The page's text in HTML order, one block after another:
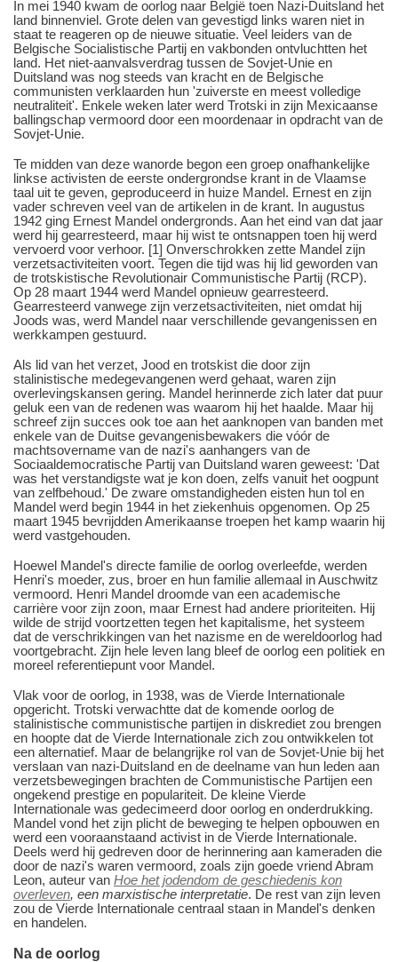
In mei 1940 kwam de oorlog naar België toen Nazi-Duitsland het
land binnenviel. Grote delen van gevestigd links waren niet in
staat te reageren op de nieuwe situatie. Veel leiders van de
Belgische Socialistische Partij en vakbonden ontvluchtten het
land. Het niet-aanvalsverdrag tussen de Sovjet-Unie en
Duitsland was nog steeds van kracht en de Belgische
communisten verklaarden hun 'zuiverste en meest volledige
neutraliteit'. Enkele weken later werd Trotski in zijn Mexicaanse
ballingschap vermoord door een moordenaar in opdracht van de
Sovjet-Unie.
Te midden van deze wanorde begon een groep onafhankelijke
linkse activisten de eerste ondergrondse krant in de Vlaamse
taal uit te geven, geproduceerd in huize Mandel. Ernest en zijn
vader schreven veel van de artikelen in de krant. In augustus
1942 ging Ernest Mandel ondergronds. Aan het eind van dat jaar
werd hij gearresteerd, maar hij wist te ontsnappen toen hij werd
vervoerd voor verhoor. [1] Onverschrokken zette Mandel zijn
verzetsactiviteiten voort. Tegen die tijd was hij lid geworden van
de trotskistische Revolutionair Communistische Partij (RCP).
Op 28 maart 1944 werd Mandel opnieuw gearresteerd.
Gearresteerd vanwege zijn verzetsactiviteiten, niet omdat hij
Joods was, werd Mandel naar verschillende gevangenissen en
werkkampen gestuurd.
Als lid van het verzet, Jood en trotskist die door zijn
stalinistische medegevangenen werd gehaat, waren zijn
overlevingskansen gering. Mandel herinnerde zich later dat puur
geluk een van de redenen was waarom hij het haalde. Maar hij
schreef zijn succes ook toe aan het aanknopen van banden met
enkele van de Duitse gevangenisbewakers die vóór de
machtsovername van de nazi's aanhangers van de
Sociaaldemocratische Partij van Duitsland waren geweest: 'Dat
was het verstandigste wat je kon doen, zelfs vanuit het oogpunt
van zelfbehoud.' De zware omstandigheden eisten hun tol en
Mandel werd begin 1944 in het ziekenhuis opgenomen. Op 25
maart 1945 bevrijdden Amerikaanse troepen het kamp waarin hij
werd vastgehouden.
Hoewel Mandel's directe familie de oorlog overleefde, werden
Henri's moeder, zus, broer en hun familie allemaal in Auschwitz
vermoord. Henri Mandel droomde van een academische
carrière voor zijn zoon, maar Ernest had andere prioriteiten. Hij
wilde de strijd voortzetten tegen het kapitalisme, het systeem
dat de verschrikkingen van het nazisme en de wereldoorlog had
voortgebracht. Zijn hele leven lang bleef de oorlog een politiek en
moreel referentiepunt voor Mandel.
Vlak voor de oorlog, in 1938, was de Vierde Internationale
opgericht. Trotski verwachtte dat de komende oorlog de
stalinistische communistische partijen in diskrediet zou brengen
en hoopte dat de Vierde Internationale zich zou ontwikkelen tot
een alternatief. Maar de belangrijke rol van de Sovjet-Unie bij het
verslaan van nazi-Duitsland en de deelname van hun leden aan
verzetsbewegingen brachten de Communistische Partijen een
ongekend prestige en populariteit. De kleine Vierde
Internationale was gedecimeerd door oorlog en onderdrukking.
Mandel vond het zijn plicht de beweging te helpen opbouwen en
werd een vooraanstaand activist in de Vierde Internationale.
Deels werd hij gedreven door de herinnering aan kameraden die
door de nazi's waren vermoord, zoals zijn goede vriend Abram
Leon, auteur van Hoe het jodendom de geschiedenis kon
overleven, een marxistische interpretatie. De rest van zijn leven
zou de Vierde Internationale centraal staan in Mandel's denken
en handelen.
Na de oorlog